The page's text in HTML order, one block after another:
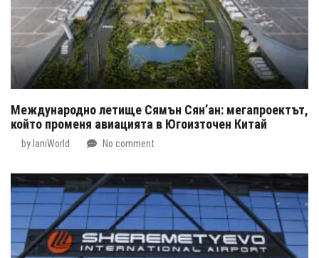
Международно летище Сямън Сян’ан: мегапроектът,
който променя авиацията в Югоизточен Китай
by IaniWorld No comment